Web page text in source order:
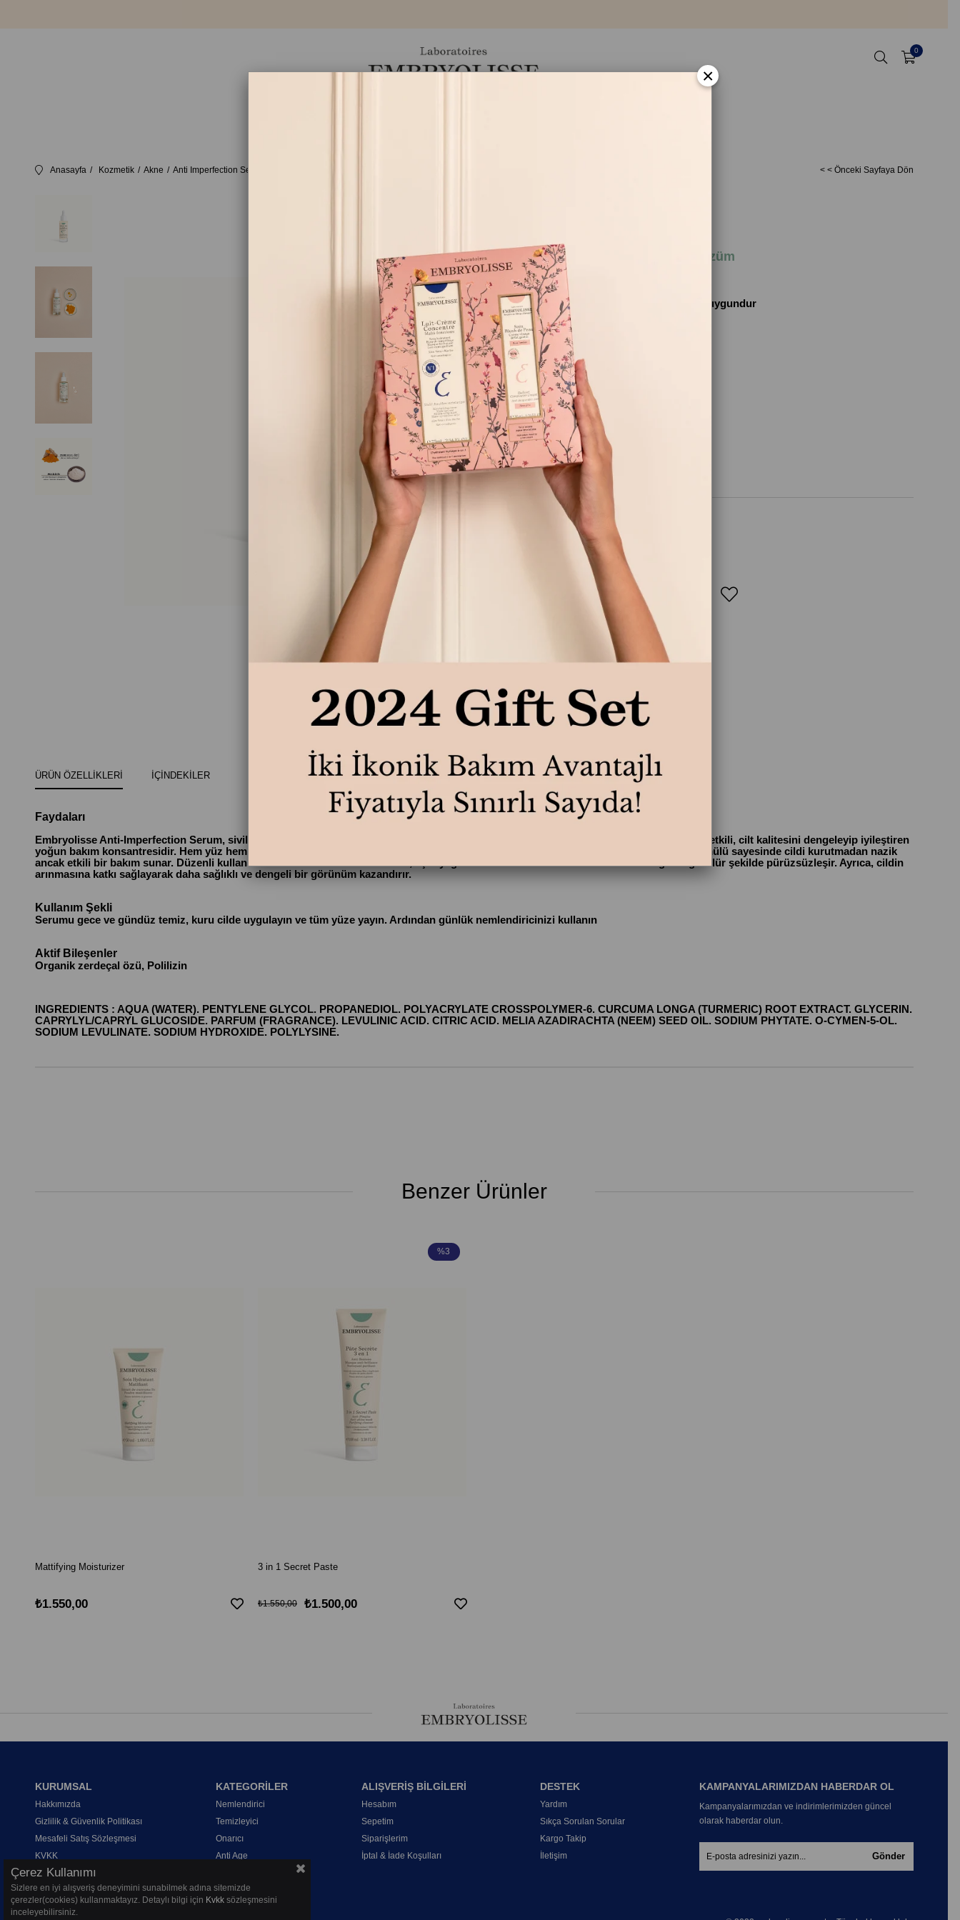
0
Anasayfa Kozmetik Akne Anti Imperfection Serum < < Önceki Sayfaya Dön
Yağlı ve Akneli Ciltler için Doğal Çözüm
✔
%99 doğal kökenli içerikler
︎ Organik Zerdeçal özü ile zenginleştirilmiş
︎ Karma, yağlı ve akneye eğilimli ciltler için uygundur
✔︎ Yüz, Göğüs, Sırt, Omuz bölgeleri için
✔︎ 6 tür kusura etki eder:
-Sivilceler
-Kızarıklık
-Döküntü
-Siyah noktalar
-Lekeler
-Sebum
✔︎ Cilt kalitesini anında iyileştirir
✔ ︎ Cildi anında yeniden dengeler
✔︎ Alkol ve salisilik asit içermez
✔︎ Hafif ve yapışkan olmayan yapıda
✔
︎ Çevre dostu ambalaj
₺1.850,00
TAVSIYE ET YORUM YAZ
ÜRÜN ÖZELLIKLERI İÇINDEKILER
Faydaları
Embryolisse Anti-Imperfection Serum, sivilce, kızarıklık, sivilce izleri, siyah nokta, lekeler ve aşırı sebum gibi altı farklı kusur tipine karşı etkili, cilt kalitesini dengeleyip iyileştiren
yoğun bakım konsantresidir. Hem yüz hem de boyun, sırt ve omuz gibi lokal bölgelere uygulanabilen serum, %99 doğal kökenli kısa formülü sayesinde cildi kurutmadan nazik
ancak etkili bir bakım sunar. Düzenli kullanımda sivilce ve kızarıklıklar azalır, aşırı yağlanma kontrol altına alınır ve cilt dokusu gözle görülür şekilde pürüzsüzleşir. Ayrıca, cildin
arınmasına katkı sağlayarak daha sağlıklı ve dengeli bir görünüm kazandırır.
Kullanım Şekli
Serumu gece ve gündüz temiz, kuru cilde uygulayın ve tüm yüze yayın. Ardından günlük nemlendiricinizi kullanın
Aktif Bileşenler
Organik zerdeçal özü, Polilizin
INGREDIENTS : AQUA (WATER). PENTYLENE GLYCOL. PROPANEDIOL. POLYACRYLATE CROSSPOLYMER-6. CURCUMA LONGA (TURMERIC) ROOT EXTRACT. GLYCERIN.
CAPRYLYL/CAPRYL GLUCOSIDE. PARFUM (FRAGRANCE). LEVULINIC ACID. CITRIC ACID. MELIA AZADIRACHTA (NEEM) SEED OIL. SODIUM PHYTATE. O-CYMEN-5-OL.
SODIUM LEVULINATE. SODIUM HYDROXIDE. POLYLYSINE.
Benzer Ürünler
Mattifying Moisturizer
₺1.550,00
3 in 1 Secret Paste
₺1.500,00
₺1.550,00
%3
KURUMSAL
Hakkımızda
Gizlilik & Güvenlik Politikası
Mesafeli Satış Sözleşmesi
KVKK
KATEGORİLER
Nemlendirici
Temizleyici
Onarıcı
Anti Age
ALIŞVERİŞ BİLGİLERİ
Hesabım
Sepetim
Siparişlerim
İptal & İade Koşulları
DESTEK
Yardım
Sıkça Sorulan Sorular
Kargo Takip
İletişim
KAMPANYALARIMIZDAN HABERDAR OL
Kampanyalarımızdan ve indirimlerimizden güncel
olarak haberdar olun.
Gönder
Çerez Kullanımı
Sizlere en iyi alışveriş deneyimini sunabilmek adına sitemizde
çerezler(cookies) kullanmaktayız. Detaylı bilgi için Kvkk sözleşmesini
inceleyebilirsiniz.
×